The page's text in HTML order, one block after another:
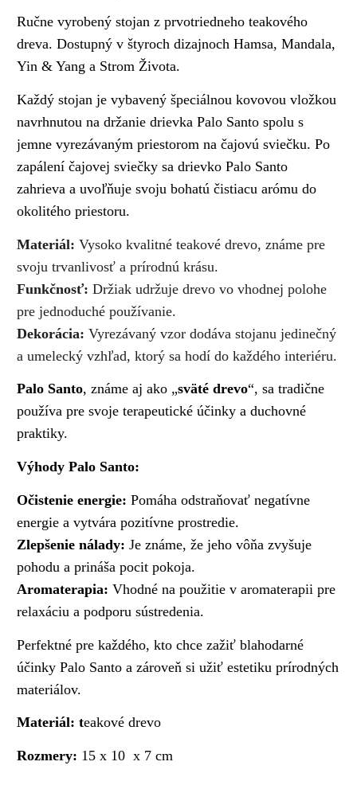
Ručne vyrobený stojan z prvotriedneho teakového
dreva. Dostupný v štyroch dizajnoch Hamsa, Mandala,
Yin & Yang a Strom Života.
Každý stojan je vybavený špeciálnou kovovou vložkou
navrhnutou na držanie drievka Palo Santo spolu s
jemne vyrezávaným priestorom na čajovú sviečku.Po
zapálení čajovej sviečky sa drievko Palo Santo
zahrieva a uvoľňuje svoju bohatú čistiacu arómu do
okolitého priestoru.
Materiál: Vysoko kvalitné teakové drevo, známe pre
svoju trvanlivosť a prírodnú krásu.
Funkčnosť: Držiak udržuje drevo vo vhodnej polohe
pre jednoduché používanie.
Dekorácia: Vyrezávaný vzor dodáva stojanu jedinečný
a umelecký vzhľad, ktorý sa hodí do každého interiéru.
Palo Santo, známe aj ako „sväté drevo“, sa tradične
používa pre svoje terapeutické účinky a duchovné
praktiky.
Výhody Palo Santo:
Očistenie energie: Pomáha odstraňovať negatívne
energie a vytvára pozitívne prostredie.
Zlepšenie nálady: Je známe, že jeho vôňa zvyšuje
pohodu a prináša pocit pokoja.
Aromaterapia: Vhodné na použitie v aromaterapii pre
relaxáciu a podporu sústredenia.
Perfektné pre každého, kto chce zažiť blahodarné
účinky Palo Santo a zároveň si užiť estetiku prírodných
materiálov.
Materiál: teakové drevo
Rozmery: 15 x 10 x 7 cm